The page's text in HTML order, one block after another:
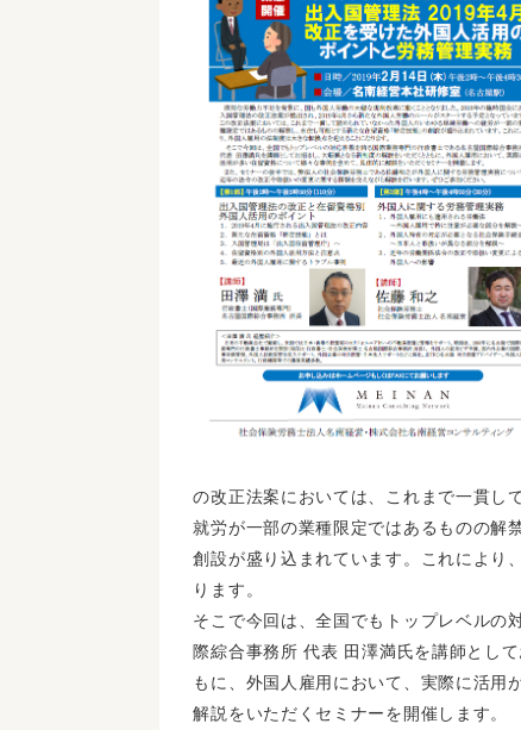
の改正法案においては、これまで一貫し
就労が一部の業種限定ではあるものの解
創設が盛り込まれています。これにより
ります。
そこで今回は、全国でもトップレベルの
際綜合事務所 代表 田澤満氏を講師とし
もに、外国人雇用において、実際に活用
解説をいただくセミナーを開催します。